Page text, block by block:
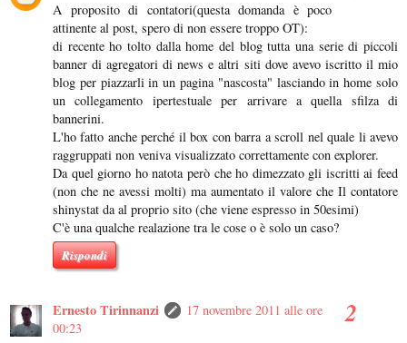
A proposito di contatori(questa domanda è poco
attinente al post, spero di non essere troppo OT):
di recente ho tolto dalla home del blog tutta una serie di piccoli
banner di agregatori di news e altri siti dove avevo iscritto il mio
blog per piazzarli in un pagina "nascosta" lasciando in home solo
un collegamento ipertestuale per arrivare a quella sfilza di
bannerini.
L'ho fatto anche perché il box con barra a scroll nel quale li avevo
raggruppati non veniva visualizzato correttamente con explorer.
Da quel giorno ho natota però che ho dimezzato gli iscritti ai feed
(non che ne avessi molti) ma aumentato il valore che Il contatore
shinystat da al proprio sito (che viene espresso in 50esimi)
C'è una qualche realazione tra le cose o è solo un caso?
Rispondi
Ernesto Tirinnanzi
17 novembre 2011 alle ore
00:23